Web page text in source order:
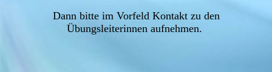
Dann bitte im Vorfeld Kontakt zu den
Übungsleiterinnen aufnehmen.